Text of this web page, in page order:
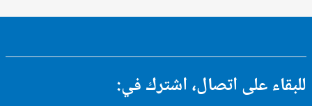
على اتصال، اشترك في: